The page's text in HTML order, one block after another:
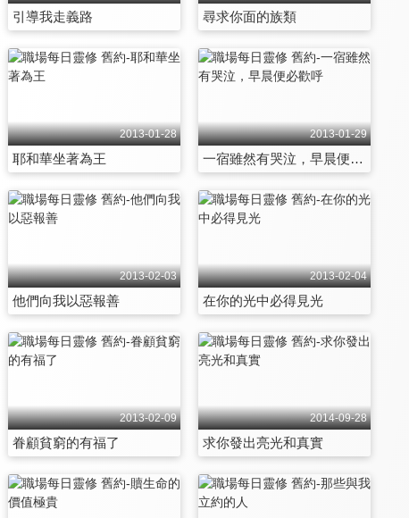
引導我走義路 尋求你面的族類
2013-01-28
耶和華坐著為王
2013-01-29
一宿雖然有哭泣，早晨便必歡呼
2013-02-03
他們向我以惡報善
2013-02-04
在你的光中必得見光
2013-02-09
眷顧貧窮的有福了
2014-09-28
求你發出亮光和真實